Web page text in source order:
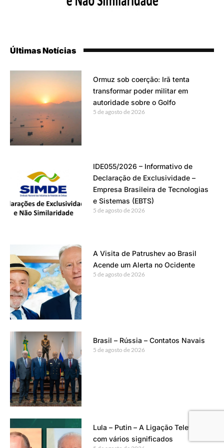
Últimas Notícias
Ormuz sob coerção: Irã tenta
transformar poder militar em
autoridade sobre o Golfo
5 de agosto de 2026
IDE055/2026 – Informativo de
Declaração de Exclusividade –
Empresa Brasileira de Tecnologias
e Sistemas (EBTS)
5 de agosto de 2026
A Visita de Patrushev ao Brasil
Acende um Alerta no Ocidente
5 de agosto de 2026
Brasil – Rússia – Contatos Navais
5 de agosto de 2026
Lula – Putin – A Ligação Telefônica
com vários significados